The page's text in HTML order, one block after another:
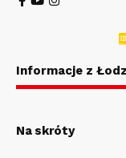
Informacje z
Na skróty